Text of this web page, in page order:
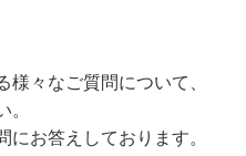
々なご質問について、
。
にお答えしております。